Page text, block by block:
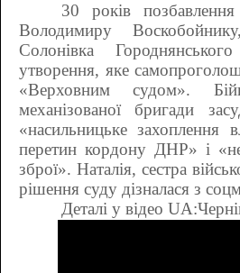
30 років
Володимиру
Солонівка
утворення, яке
«Верховним судом».
механізованої бригади
«насильницьке захоплення
перетин кордону ДНР» і
зброї». Наталія, сестра
рішення суду дізналася з
Деталі у відеоUA: